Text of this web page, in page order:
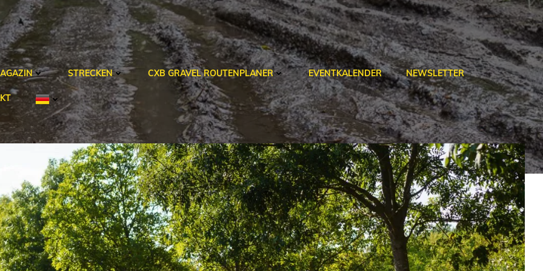
STRECKEN CXB GRAVEL ROUTENPLANER EVENTKALENDER NEWSLETTER